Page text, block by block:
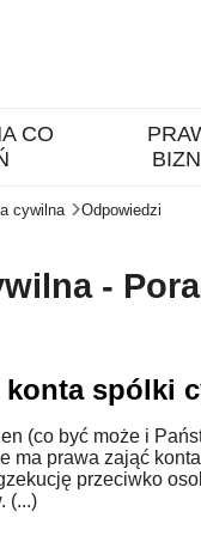
CO
cywilna Odpowiedzi
-
konta spólki
(co być może i
ma prawa zająć
przeciwko
(...)